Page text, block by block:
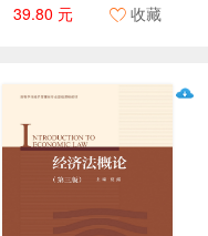
39.80 元 收藏